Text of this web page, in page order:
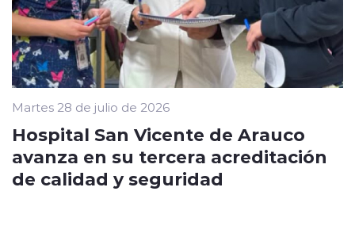
Martes 28 de julio de 2026
Hospital San Vicente de Arauco
avanza en su tercera acreditación
de calidad y seguridad